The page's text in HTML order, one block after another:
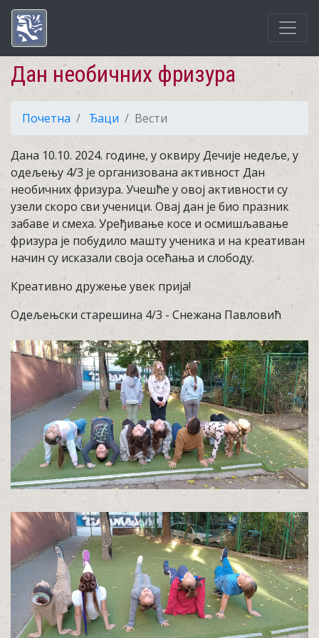
Дан необичних фризура
Почетна Ђаци Вести
Дана 10.10. 2024. године, у оквиру Дечије недеље, у
одељењу 4/3 је организована активност Дан
необичних фризура. Учешће у овој активности су
узели скоро сви ученици. Овај дан је био празник
забаве и смеха. Уређивање косе и осмишљавање
фризура је побудило машту ученика и на креативан
начин су исказали своја осећања и слободу.
Креативно дружење увек прија!
Одељењски старешина 4/3 - Снежана Павловић